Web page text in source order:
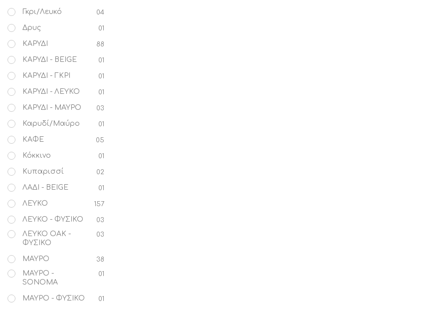
Γκρι/Λευκό 04
Δρυς 01
ΚΑΡΥΔΙ 88
ΚΑΡΥΔΙ - BEIGE 01
ΚΑΡΥΔΙ - ΓΚΡΙ 01
ΚΑΡΥΔΙ - ΛΕΥΚΟ 01
ΚΑΡΥΔΙ - ΜΑΥΡΟ 03
Καρυδί/Μαύρο 01
ΚΑΦΕ 05
Κόκκινο 01
Κυπαρισσί 02
ΛΑΔΙ - BEIGE 01
ΛΕΥΚΟ 157
ΛΕΥΚΟ - ΦΥΣΙΚΟ 03
ΛΕΥΚΟ OAK -
ΦΥΣΙΚΟ
03
ΜΑΥΡΟ 38
ΜΑΥΡΟ -
SONOMA
01
ΜΑΥΡΟ - ΦΥΣΙΚΟ 01